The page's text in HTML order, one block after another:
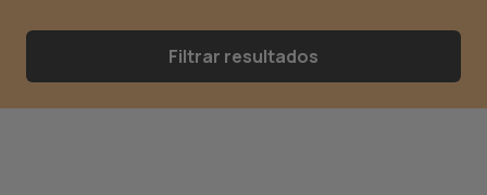
Filtrar resultados